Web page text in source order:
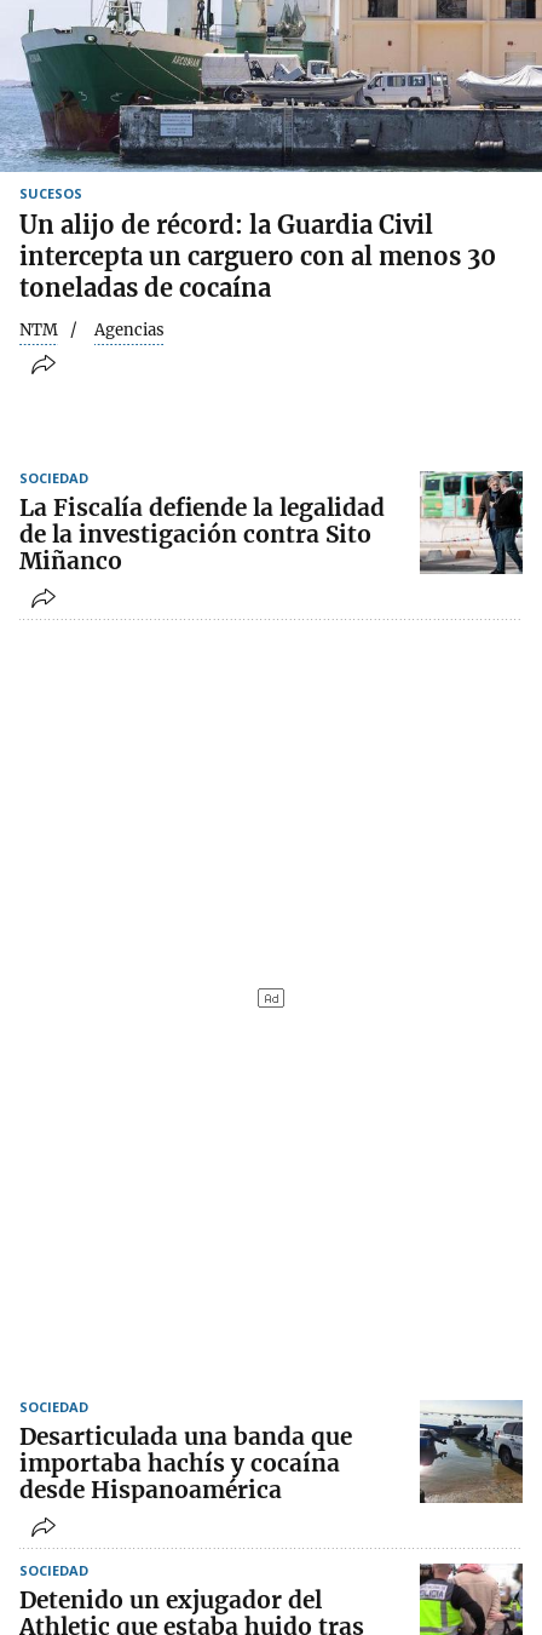
SUCESOS
Un alijo de récord: la Guardia Civil
intercepta un carguero con al menos 30
toneladas de cocaína
NTM Agencias
SOCIEDAD
La Fiscalía defiende la legalidad
de la investigación contra Sito
Miñanco
SOCIEDAD
Desarticulada una banda que
importaba hachís y cocaína
desde Hispanoamérica
SOCIEDAD
Detenido un exjugador del
Athletic que estaba huido tras